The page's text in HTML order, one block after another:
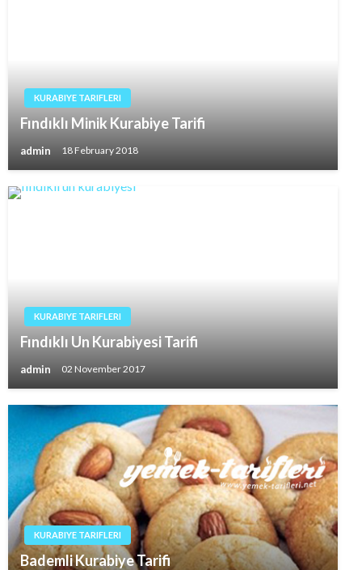
KURABIYE TARIFLERI
Fındıklı Minik Kurabiye Tarifi
admin 18 February 2018
KURABIYE TARIFLERI
Fındıklı Un Kurabiyesi Tarifi
admin 02 November 2017
KURABIYE TARIFLERI
Bademli Kurabiye Tarifi